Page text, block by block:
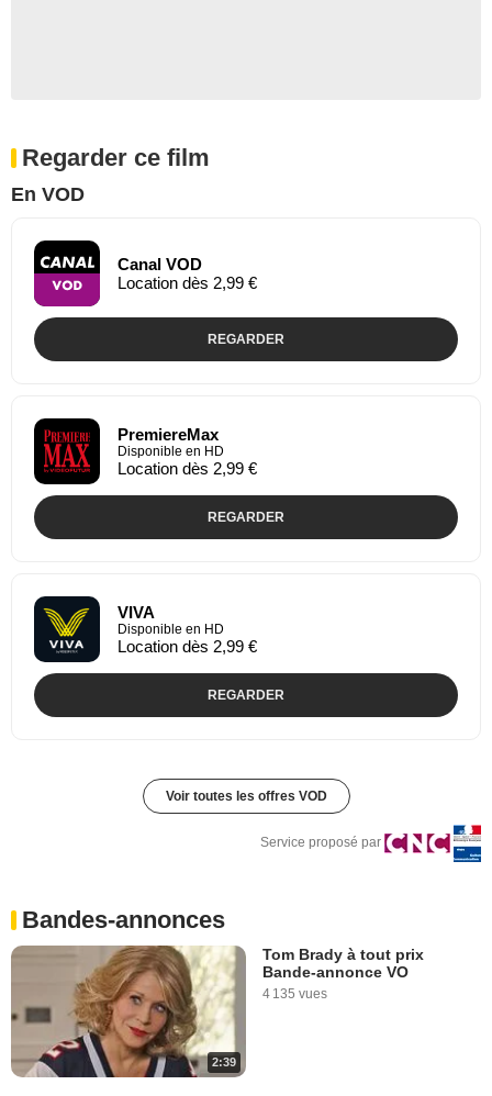
Regarder ce film
En VOD
Canal VOD
Location dès 2,99 €
REGARDER
PremiereMax
Disponible en HD
Location dès 2,99 €
REGARDER
VIVA
Disponible en HD
Location dès 2,99 €
REGARDER
Voir toutes les offres VOD
Service proposé par
Bandes-annonces
2:39
Tom Brady à tout prix
Bande-annonce VO
4 135 vues